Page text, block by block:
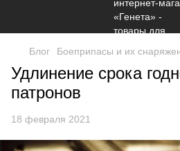
Блог Боеприпасы и их
Удлинение срока
патронов
18 февраля 2021